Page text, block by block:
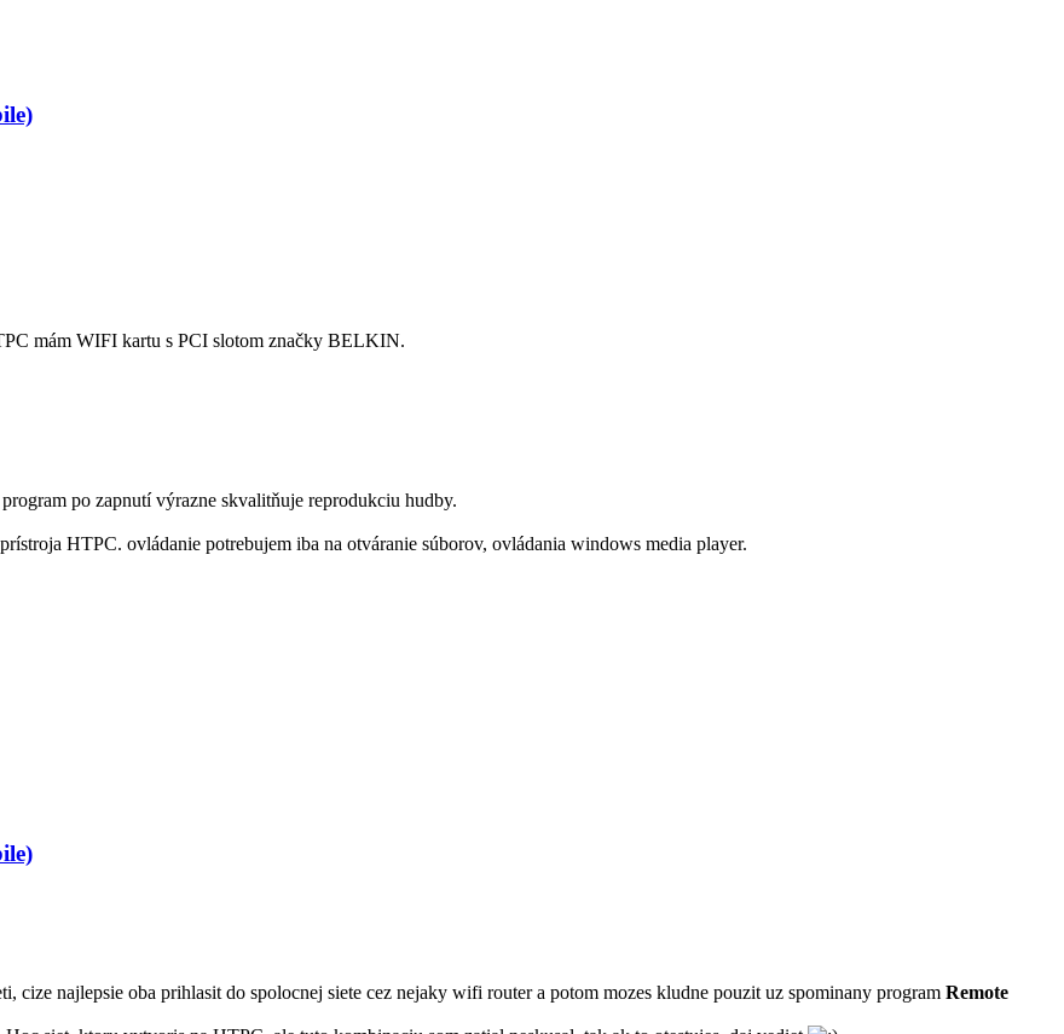
mám WIFI kartu s PCI slotom značky BELKIN.
po zapnutí výrazne skvalitňuje reprodukciu hudby.
HTPC. ovládanie potrebujem iba na otváranie súborov, ovládania windows media player.
najlepsie oba prihlasit do spolocnej siete cez nejaky wifi router a potom mozes kludne pouzit uz spominany program Remote